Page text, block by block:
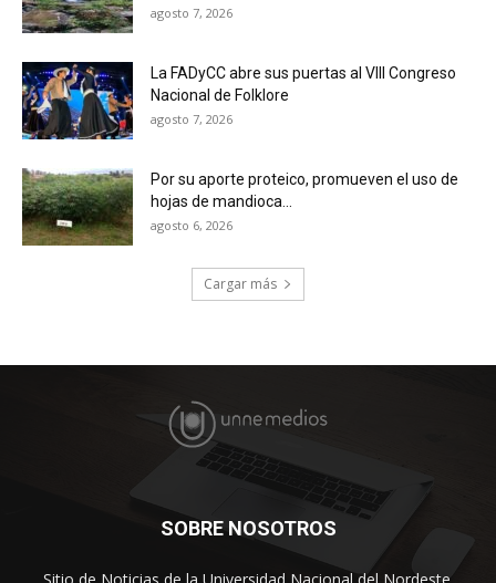
agosto 7, 2026
La FADyCC abre sus puertas al VIII Congreso
Nacional de Folklore
agosto 7, 2026
Por su aporte proteico, promueven el uso de
hojas de mandioca...
agosto 6, 2026
Cargar más
SOBRE NOSOTROS